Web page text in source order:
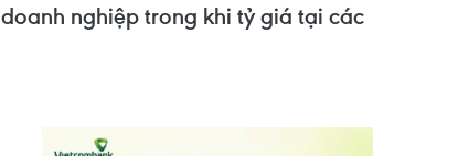
nghiệp trong khi tỷ giá tại các